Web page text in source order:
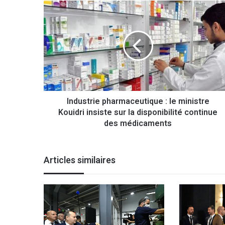
I
n
d
u
s
t
r
i
e
c
e
u
t
q
Industrie pharmaceutique : le ministre
Kouidri insiste sur la disponibilité continue
des médicaments
Articles similaires